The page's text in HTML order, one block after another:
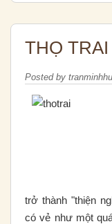
THỌ TRAI
Posted by
trở thành "thiện
có vẻ như một